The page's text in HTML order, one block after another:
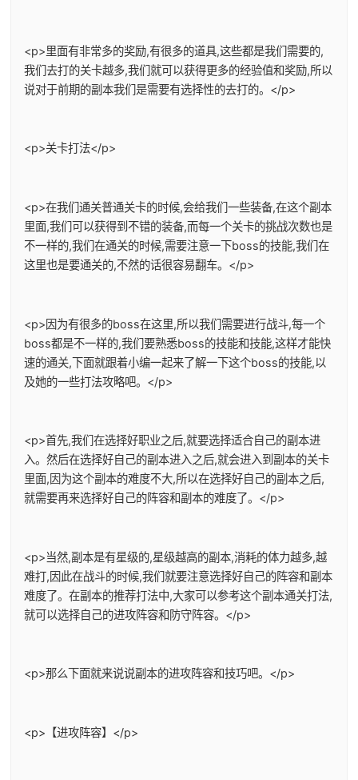
<p>里面有非常多的奖励,有很多的道具,这些都是我们需要的,
我们去打的关卡越多,我们就可以获得更多的经验值和奖励,所以
说对于前期的副本我们是需要有选择性的去打的。</p>
<p>关卡打法</p>
<p>在我们通关普通关卡的时候,会给我们一些装备,在这个副本
里面,我们可以获得到不错的装备,而每一个关卡的挑战次数也是
不一样的,我们在通关的时候,需要注意一下boss的技能,我们在
这里也是要通关的,不然的话很容易翻车。</p>
<p>因为有很多的boss在这里,所以我们需要进行战斗,每一个
boss都是不一样的,我们要熟悉boss的技能和技能,这样才能快
速的通关,下面就跟着小编一起来了解一下这个boss的技能,以
及她的一些打法攻略吧。</p>
<p>首先,我们在选择好职业之后,就要选择适合自己的副本进
入。然后在选择好自己的副本进入之后,就会进入到副本的关卡
里面,因为这个副本的难度不大,所以在选择好自己的副本之后,
就需要再来选择好自己的阵容和副本的难度了。</p>
<p>当然,副本是有星级的,星级越高的副本,消耗的体力越多,越
难打,因此在战斗的时候,我们就要注意选择好自己的阵容和副本
难度了。在副本的推荐打法中,大家可以参考这个副本通关打法,
就可以选择自己的进攻阵容和防守阵容。</p>
<p>那么下面就来说说副本的进攻阵容和技巧吧。</p>
<p>【进攻阵容】</p>